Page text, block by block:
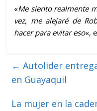
«Me siento realmente
vez, me alejaré de
hacer para evitar eso«,
← Autolider
en Guayaquil
La mujer en la